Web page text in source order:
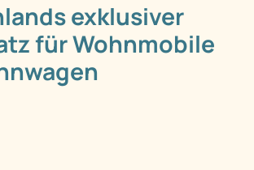
exklusiver
für Wohnmobile